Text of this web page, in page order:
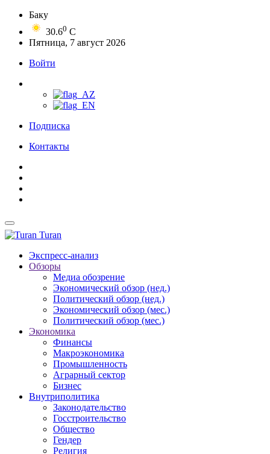
Баку
30.60 C
Пятница, 7 август 2026
Войти
Подписка
Контакты
Turan
Экспресс-анализ
Обзоры
Медиа обозрение
Экономический обзор (нед.)
Политический обзор (нед.)
Экономический обзор (мес.)
Политический обзор (мес.)
Экономика
Финансы
Макроэкономика
Промышленность
Аграрный сектор
Бизнес
Внутриполитика
Законодательство
Госстроительство
Общество
Гендер
Религия